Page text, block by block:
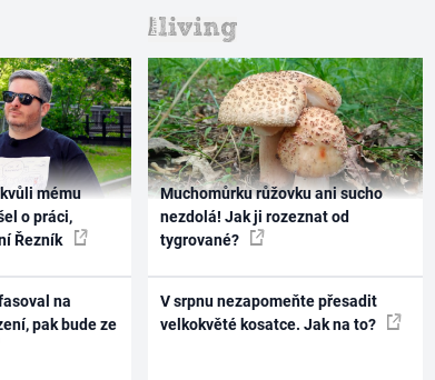
mému
o práci,
Řezník
na
pak bude ze
Muchomůrku růžovku ani sucho
nezdolá! Jak ji rozeznat od
tygrované?
V srpnu nezapomeňte přesadit
velkokvěté kosatce. Jak na to?